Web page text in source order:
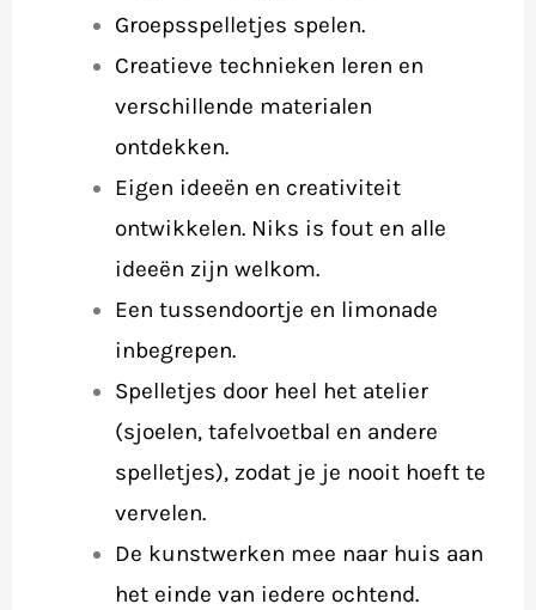
Groepsspelletjes spelen.
Creatieve technieken leren en
verschillende materialen
ontdekken.
Eigen ideeën en creativiteit
ontwikkelen. Niks is fout en alle
ideeën zijn welkom.
Een tussendoortje en limonade
inbegrepen.
Spelletjes door heel het atelier
(sjoelen, tafelvoetbal en andere
spelletjes), zodat je je nooit hoeft te
vervelen.
De kunstwerken mee naar huis aan
het einde van iedere ochtend.